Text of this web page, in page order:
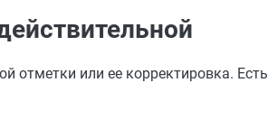
отметки или ее корректировка. Есть